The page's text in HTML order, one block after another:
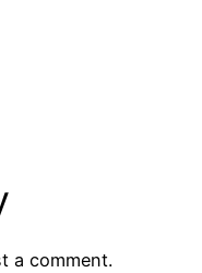
a comment.